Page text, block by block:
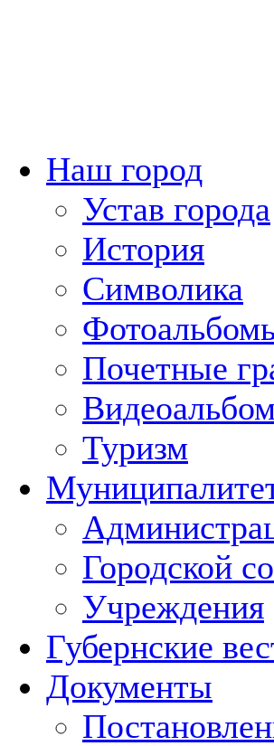
Наш город
Устав города
История
Символика
Почетные
Туризм
Городской
Учреждения
Губернские
Документы